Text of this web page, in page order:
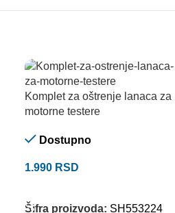
Komplet za oštrenje lanaca za
motorne testere
Dostupno
1.990 RSD
Šifra proizvoda: SH553224